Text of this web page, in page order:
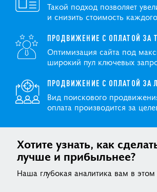
Такой подход позволяет
и снизить стоимость
ПРОДВИЖЕНИЕ С ОПЛАТОЙ ЗА
Оптимизация сайта под
широкий пул ключевых
ПРОДВИЖЕНИЕ С ОПЛАТОЙ ЗА
Вид поискового
оплата производится за
Хотите узнать, как
лучше и прибыльнее?
Наша глубокая аналитика вам в